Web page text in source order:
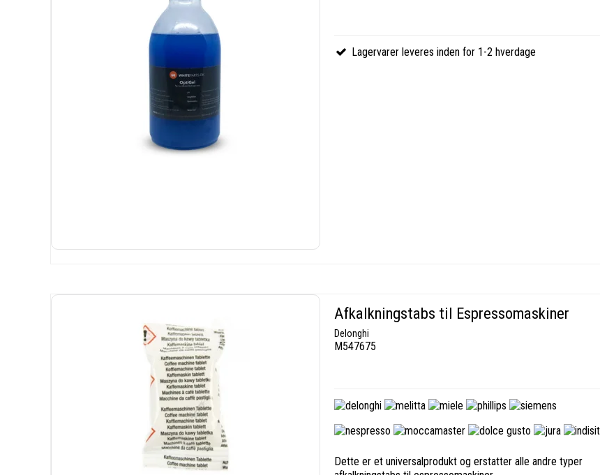
Lagervarer leveres inden for 1-2 hverdage
Afkalkningstabs til Espressomaskiner
Delonghi
M547675
Dette er et universalprodukt og erstatter alle andre typer